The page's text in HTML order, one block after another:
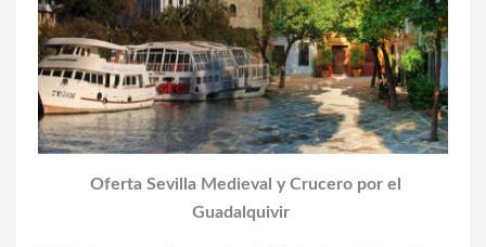
Oferta Sevilla Medieval y Crucero por el
Guadalquivir